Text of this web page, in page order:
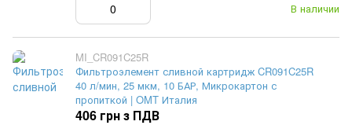
В наличии
MI_CR091C25R
Фильтроэлемент сливной картридж CR091C25R
40 л/мин, 25 мкм, 10 БАР, Микрокартон с
пропиткой | OMT Италия
406 грн з ПДВ